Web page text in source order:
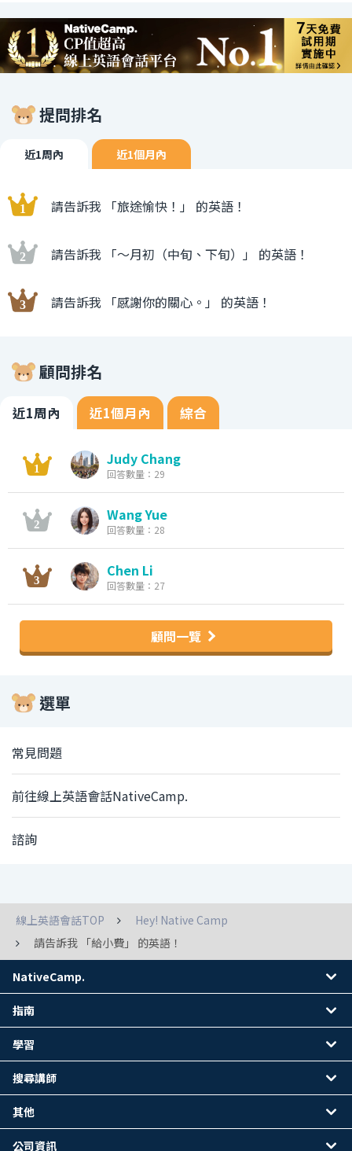
提問排名
近1周內 近1個月內
請告訴我 「旅途愉快！」 的英語！
請告訴我 「〜月初（中旬、下旬）」 的英語！
請告訴我 「感謝你的關心。」 的英語！
顧問排名
近1周內 近1個月內 綜合
Judy Chang
回答數量：29
Wang Yue
回答數量：28
Chen Li
回答數量：27
顧問一覽
選單
常見問題
前往線上英語會話NativeCamp.
諮詢
線上英語會話TOP
Hey! Native Camp
請告訴我 「給小費」 的英語！
NativeCamp.
指南
學習
搜尋講師
其他
公司資訊